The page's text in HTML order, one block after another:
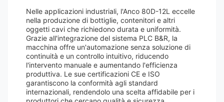
Nelle applicazioni industriali, l'Anco 80D-12L eccelle
nella produzione di bottiglie, contenitori e altri
oggetti cavi che richiedono durata e uniformità.
Grazie all'integrazione del sistema PLC B&R, la
macchina offre un'automazione senza soluzione di
continuità e un controllo intuitivo, riducendo
l'intervento manuale e aumentando l'efficienza
produttiva. Le sue certificazioni CE e ISO
garantiscono la conformità agli standard
internazionali, rendendolo una scelta affidabile per i